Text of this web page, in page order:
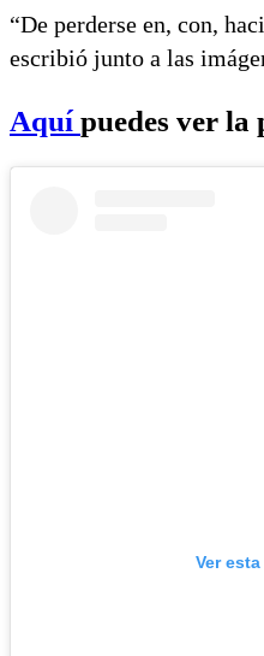
“De perderse en, con,
escribió junto a las
Aquípuedes ver la
Ver